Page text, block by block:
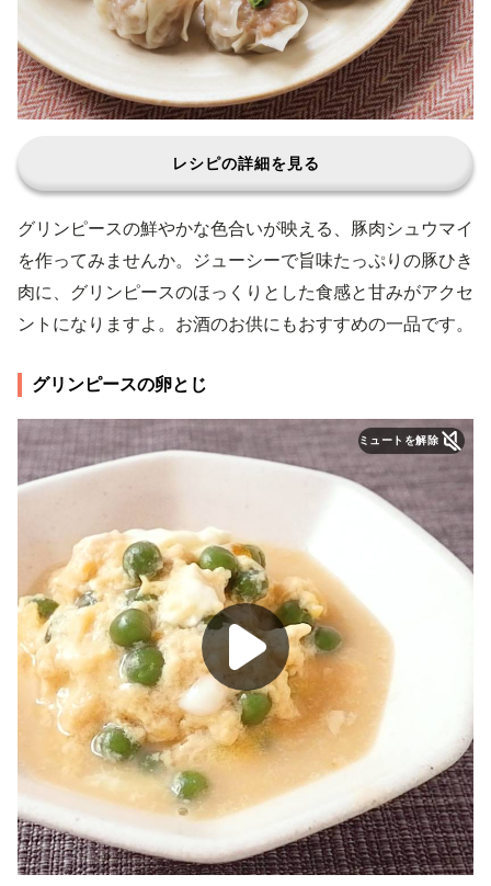
レシピの詳細を見る
グリンピースの鮮やかな色合いが映える、豚肉シュウマイ
を作ってみませんか。ジューシーで旨味たっぷりの豚ひき
肉に、グリンピースのほっくりとした食感と甘みがアクセ
ントになりますよ。お酒のお供にもおすすめの一品です。
グリンピースの卵とじ
ミュートを解除